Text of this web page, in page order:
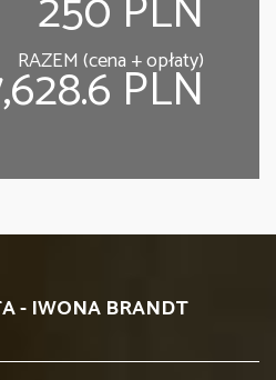
RAZEM (cena + opłaty)
PLN
- IWONA BRANDT